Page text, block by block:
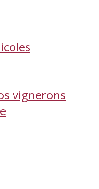
vignerons